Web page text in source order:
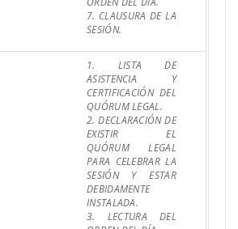
7. CLAUSURA DE LA
SESIÓN.
1. LISTA DE
ASISTENCIA Y
CERTIFICACIÓN DEL
QUÓRUM LEGAL.
2. DECLARACIÓN DE
EXISTIR EL
QUÓRUM LEGAL
PARA CELEBRAR LA
SESIÓN Y ESTAR
DEBIDAMENTE
INSTALADA.
3. LECTURA DEL